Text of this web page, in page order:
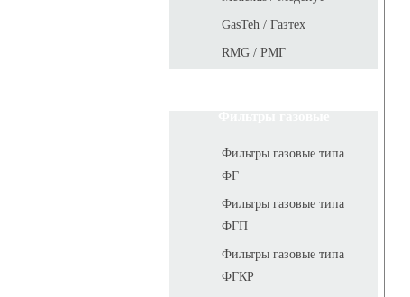
GasTeh / Газтех
RMG / РМГ
Фильтры газовые типа
ФГ
Фильтры газовые типа
ФГП
Фильтры газовые типа
ФГКР